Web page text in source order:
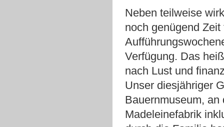
Neben teilweise
noch genügend
Verfügung. Das
nach Lust und
Unser diesjähriger
Bauernmuseum,
Madeleinefabrik